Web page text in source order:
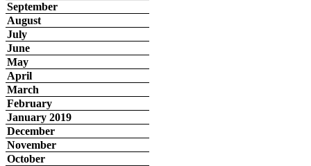
September
August
July
June
May
April
March
February
January 2019
December
November
October